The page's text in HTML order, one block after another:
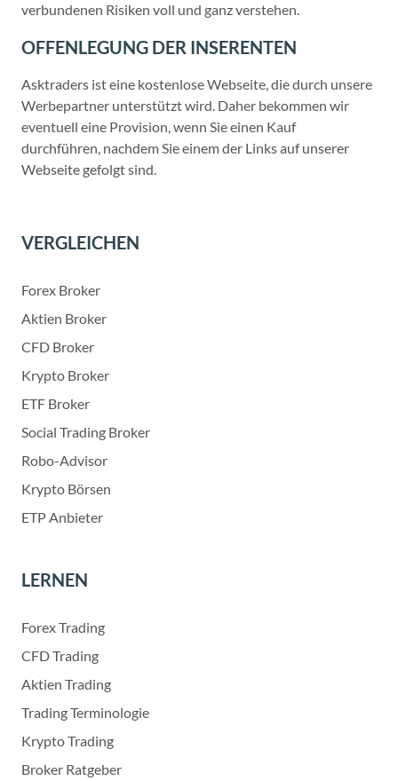
verbundenen Risiken voll und ganz verstehen.
OFFENLEGUNG DER INSERENTEN
Asktraders ist eine kostenlose Webseite, die durch unsere
Werbepartner unterstützt wird. Daher bekommen wir
eventuell eine Provision, wenn Sie einen Kauf
durchführen, nachdem Sie einem der Links auf unserer
Webseite gefolgt sind.
VERGLEICHEN
Forex Broker
Aktien Broker
CFD Broker
Krypto Broker
ETF Broker
Social Trading Broker
Robo-Advisor
Krypto Börsen
ETP Anbieter
LERNEN
Forex Trading
CFD Trading
Aktien Trading
Trading Terminologie
Krypto Trading
Broker Ratgeber